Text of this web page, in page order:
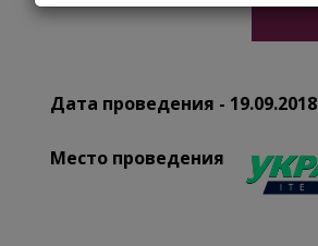
Дата проведения - 19.09.2018
Место проведения